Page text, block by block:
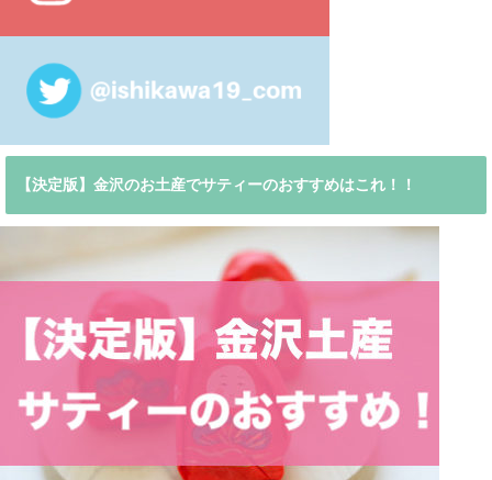
【決定版】金沢のお土産でサティーのおすすめはこれ！！